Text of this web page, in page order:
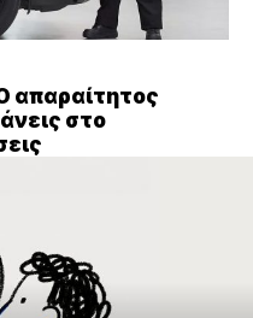
απαραίτητος
στο